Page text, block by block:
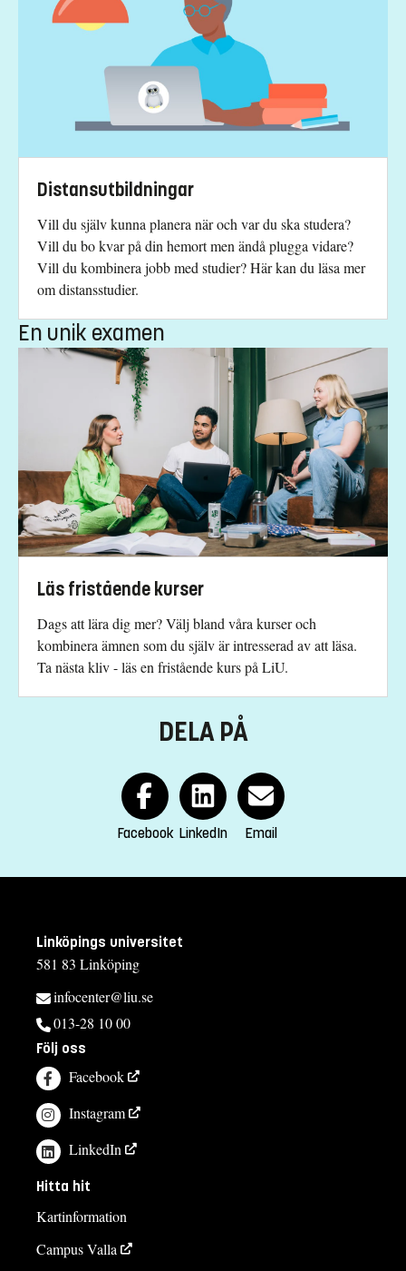
Distansutbildningar
Vill du själv kunna planera när och var du ska studera?
Vill du bo kvar på din hemort men ändå plugga vidare?
Vill du kombinera jobb med studier? Här kan du läsa mer
om distansstudier.
En unik examen
Läs fristående kurser
Dags att lära dig mer? Välj bland våra kurser och
kombinera ämnen som du själv är intresserad av att läsa.
Ta nästa kliv - läs en fristående kurs på LiU.
DELA PÅ
Facebook LinkedIn Email
Linköpings universitet
581 83 Linköping
infocenter@liu.se
013-28 10 00
Följ oss
Facebook
Instagram
LinkedIn
Hitta hit
Kartinformation
Campus Valla